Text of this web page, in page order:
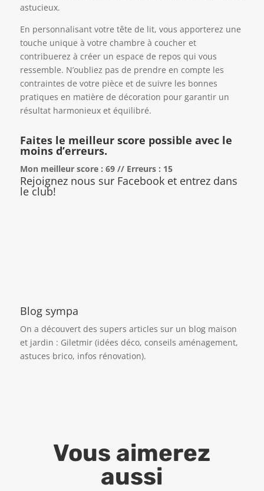
astucieux.
En personnalisant votre tête de lit, vous apporterez une
touche unique à votre chambre à coucher et
contribuerez à créer un espace de repos qui vous
ressemble. N’oubliez pas de prendre en compte les
contraintes de votre pièce et de suivre les bonnes
pratiques en matière de décoration pour garantir un
résultat harmonieux et équilibré.
Faites le meilleur score possible avec le
moins d’erreurs.
Mon meilleur score : 69 // Erreurs : 15
Rejoignez nous sur Facebook et entrez dans
le club!
Blog sympa
On a découvert des supers articles sur un blog maison
et jardin : Giletmir(idées déco, conseils aménagement,
astuces brico, infos rénovation).
Vous aimerez
aussi